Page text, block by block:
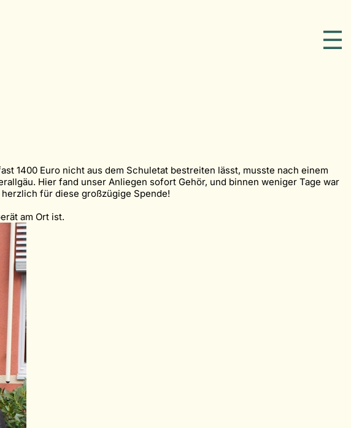
1400 Euro nicht aus dem Schuletat bestreiten lässt, musste nach einem
Hier fand unser Anliegen sofort Gehör, und binnen weniger Tage war
für diese großzügige Spende!
am Ort ist.